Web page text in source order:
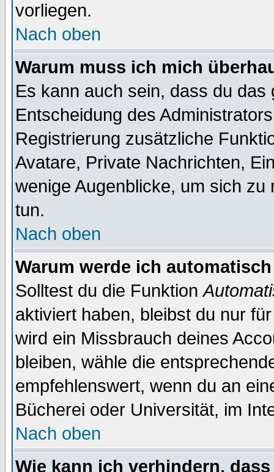
vorliegen.
Nach oben
Warum muss ich mich
Es kann auch sein, dass du
Entscheidung des
Registrierung zusätzliche
Avatare, Private Nachrichten,
wenige Augenblicke, um sich
tun.
Nach oben
Warum werde ich
Solltest du die Funktion
aktiviert haben, bleibst du nur
wird ein Missbrauch deines
bleiben, wähle die
empfehlenswert, wenn du an
Bücherei oder Universität, im
Nach oben
Wie kann ich verhindern,